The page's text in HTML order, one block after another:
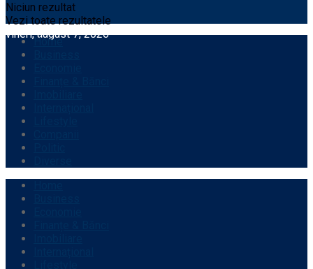
Niciun rezultat
Vezi toate rezultatele
vineri, august 7, 2026
Home